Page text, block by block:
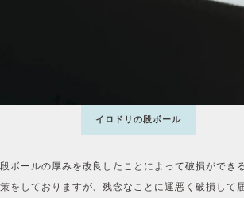
イロドリの段ボール
ボールの厚みを改良したことによって破損ができ
をしておりますが、残念なことに運悪く破損して